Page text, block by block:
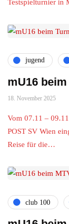
Testspielturnier in
jugend
mU16
18. November 2025
Vom 07.11 –
POST SV Wien
Reise für die…
club 100